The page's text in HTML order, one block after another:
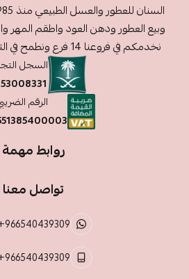
وبيع العطور ودهن العود واطقم المهر
نخدمكم في فروعنا 14 فرع ونطمح في التوسع في جميع المملكة
السجل
الرقم
روابط مهمة
تواصل معنا